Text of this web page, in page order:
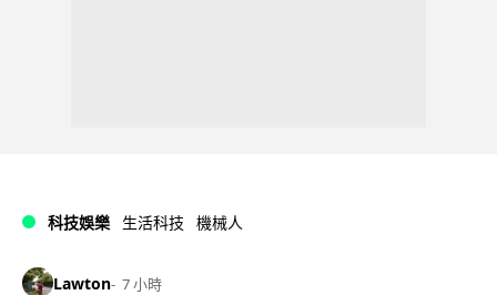
科技娛樂 生活科技 機械人
Lawton 7 小時